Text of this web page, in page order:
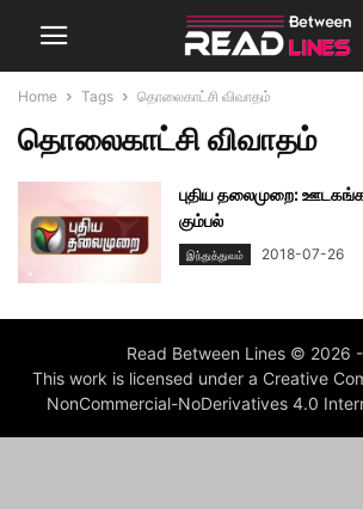
Home Tags தொலைகாட்சி விவாதம்
தொலைகாட்சி விவாதம்
புதிய தலைமுறை:
கும்பல்
இந்துத்துவம் 2018-07-26
Read Between Lines © 2026
This work is licensed under a Creative
NonCommercial-NoDerivatives 4.0